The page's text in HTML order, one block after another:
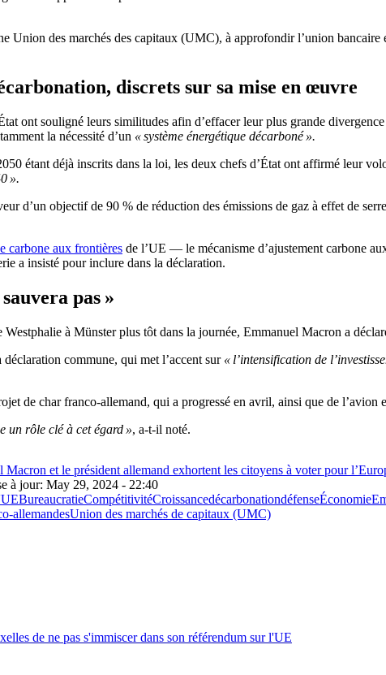
Union des marchés des capitaux (UMC), à approfondir l’union
discrets sur sa mise en œuvre
ont souligné leurs similitudes afin d’effacer leur plus grande
la nécessité d’un « système énergétique décarboné ».
étant déjà inscrits dans la loi, les deux chefs d’État ont affirmé leur
».
d’un objectif de 90 % de réduction des émissions de gaz à effet de
carbone aux frontières de l’UE — le mécanisme d’ajustement carbone
a insisté pour inclure dans la déclaration.
pas »
à Münster plus tôt dans la journée, Emmanuel Macron a
commune, qui met l’accent sur « l’intensification de
de char franco-allemand, qui a progressé en avril, ainsi que de l’avion
un rôle clé à cet égard », a-t-il noté.
et le président allemand exhortent les citoyens à voter pour
à jour: May 29, 2024 - 22:40
BureaucratieCompétitivitéCroissancedécarbonationdéfenseÉconomie
allemandesUnion des marchés de capitaux (UMC)
de ne pas s'immiscer dans son référendum sur l'UE